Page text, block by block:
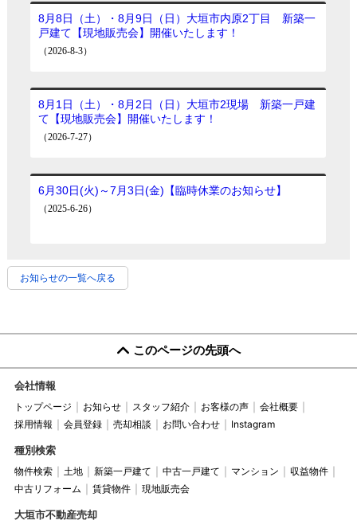
お知らせの一覧へ戻る
このページの先頭へ
会社情報
トップページ お知らせ スタッフ紹介 お客様の声
会社概要
採用情報
会員登録 売却相談 お問い合わせ Instagram
種別検索
物件検索 土地 新築一戸建て 中古一戸建て マンション
収益物件
中古リフォーム
賃貸物件 現地販売会
大垣市不動産売却